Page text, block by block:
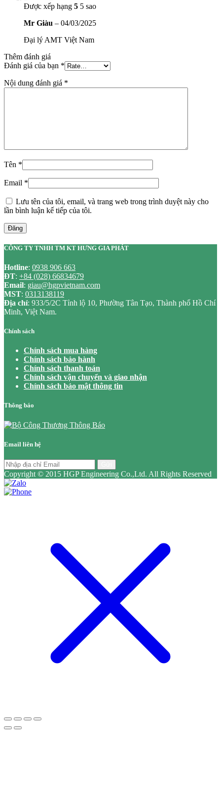
Được xếp hạng 5 5 sao
Mr Giàu – 04/03/2025
Đại lý AMT Việt Nam
Thêm đánh giá
Đánh giá của bạn *
Nội dung đánh giá *
Tên *
Email *
Lưu tên của tôi, email, và trang web trong trình duyệt này cho
lần bình luận kế tiếp của tôi.
Đăng
CÔNG TY TNHH TM KT HƯNG GIA PHÁT
Hotline: 0938 906 663
ĐT: +84 (028) 66834679
Email: giau@hgpvietnam.com
MST: 0313138119
Địa chỉ: 933/5/2C Tỉnh lộ 10, Phường Tân Tạo, Thành phố Hồ Chí
Minh, Việt Nam.
Chính sách
Chính sách mua hàng
Chính sách bảo hành
Chính sách thanh toán
Chính sách vận chuyển và giao nhận
Chính sách bảo mật thông tin
Thông báo
Email liên hệ
Copyright © 2015 HGP Engineering Co.,Ltd. All Rights Reserved